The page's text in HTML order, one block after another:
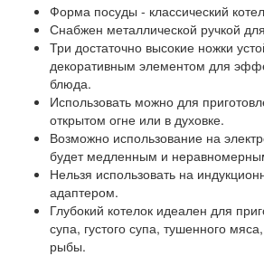
Форма посуды - классический
Снабжен металлической ручкой
Три достаточно высокие ножки
декоративным элементом для
блюда.
Использовать можно для
открытом огне или в духовке.
Возможно использование на
будет медленным и
Нельзя использовать на
адаптером.
Глубокий котелок идеален для
супа, густого супа, тушенного
рыбы.